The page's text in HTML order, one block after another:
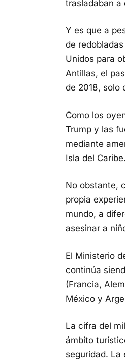
trasladaban a
Y es que a
de
Unidos para
Antillas, el
de 2018, solo
Como los
Trump y las
mediante
Isla del Caribe.
No obstante,
propia
mundo, a
asesinar a
El Ministerio
continúa
(Francia,
México y
La cifra del
ámbito
seguridad. La